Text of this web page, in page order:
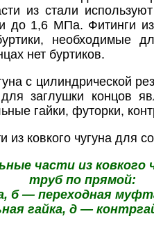
из стали
до 1,6 МПа. Фитинги из
необходимые
нет буртиков.
с цилиндрической
заглушки концов
гайки, футорки,
части из ковкого
труб по прямой:
б — переходная
гайка, д —